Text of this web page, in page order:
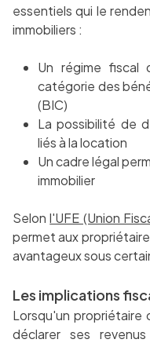
essentiels qui le
immobiliers :
Un régime fiscal
catégorie des
(BIC)
La possibilité de
liés à la location
Un cadre légal
immobilier
Selonl'UFE (Union
permet aux
avantageux sous
Les implications
Lorsqu'un
déclarer ses